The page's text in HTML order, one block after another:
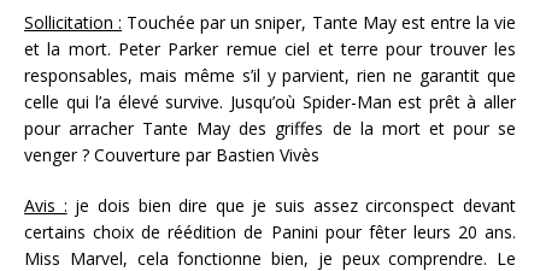
Sollicitation : Touchée par un sniper, Tante May est entre la vie
et la mort. Peter Parker remue ciel et terre pour trouver les
responsables, mais même s’il y parvient, rien ne garantit que
celle qui l’a élevé survive. Jusqu’où Spider-Man est prêt à aller
pour arracher Tante May des griffes de la mort et pour se
venger ? Couverture par Bastien Vivès
Avis : je dois bien dire que je suis assez circonspect devant
certains choix de réédition de Panini pour fêter leurs 20 ans.
Miss Marvel, cela fonctionne bien, je peux comprendre. Le